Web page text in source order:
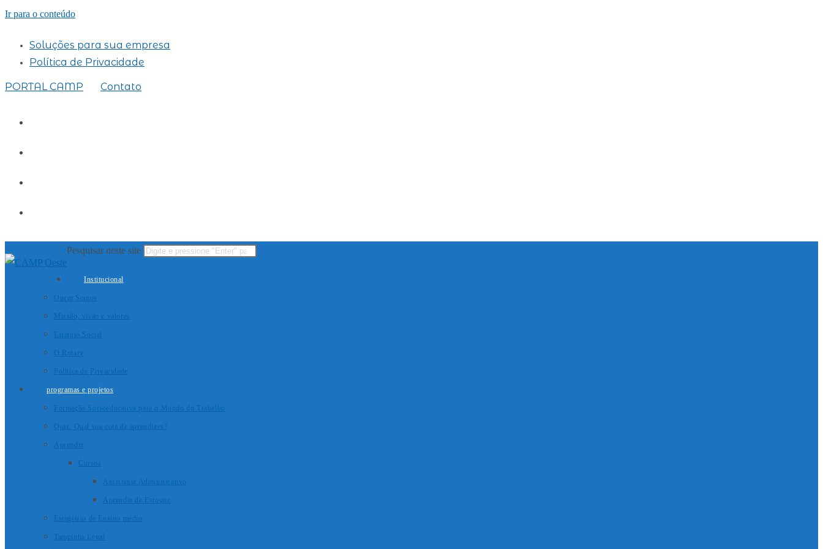
Ir para o conteúdo
Soluções para sua empresa
Política de Privacidade
PORTAL CAMP Contato
Pesquisar neste site
Institucional
Quem Somos
Missão, visão e valores
Estatuto Social
O Rotary
Política de Privacidade
programas e projetos
Formação Socioeducativa para o Mundo do Trabalho
Quiz: Qual sua cota de aprendizes?
Aprendiz
Cursos
Assistente Administrativo
Aprendiz de Estoque
Estagiário de Ensino médio
Tampinha Legal